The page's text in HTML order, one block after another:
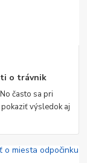
o trávnik
často sa pri
výsledok aj